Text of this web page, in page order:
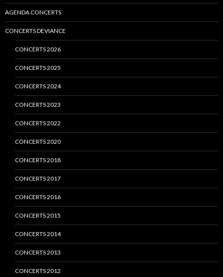
AGENDA CONCERTS
CONCERTS DEVIANCE
CONCERTS 2026
CONCERTS 2025
CONCERTS 2024
CONCERTS 2023
CONCERTS 2022
CONCERTS 2020
CONCERTS 2018
CONCERTS 2017
CONCERTS 2016
CONCERTS 2015
CONCERTS 2014
CONCERTS 2013
CONCERTS 2012